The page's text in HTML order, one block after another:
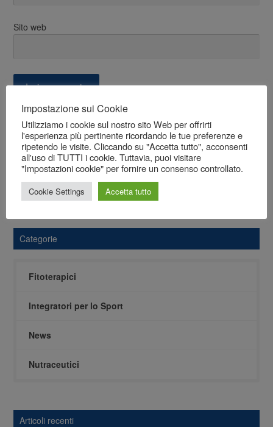
Sito web
Navigazione
articoli
PREVIOUS
Previous
post:
Ashwagandha
NEXT
Next
post:
Boswellia serrata
Categorie
Fitoterapici
Integratori per lo Sport
News
Nutraceutici
Articoli recenti
Impostazione sui Cookie
Utilizziamo i cookie sul nostro sito Web per offrirti
l'esperienza più pertinente ricordando le tue preferenze e
ripetendo le visite. Cliccando su "Accetta tutto", acconsenti
all'uso di TUTTI i cookie. Tuttavia, puoi visitare
"Impostazioni cookie" per fornire un consenso controllato.
Cookie Settings Accetta tutto